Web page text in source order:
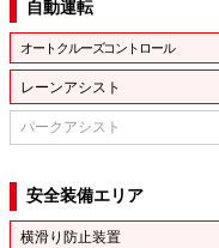
自動運転
オートクルーズコントロール
レーンアシスト
パークアシスト
安全装備エリア
横滑り防止装置